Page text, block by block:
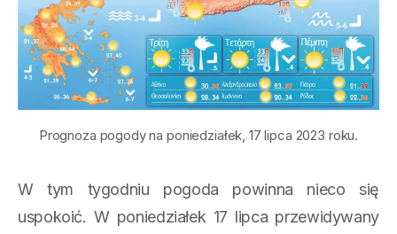
Prognoza pogody na poniedziałek, 17 lipca 2023 roku.
W tym tygodniu pogoda powinna nieco się
uspokoić. W poniedziałek 17 lipca przewidywany